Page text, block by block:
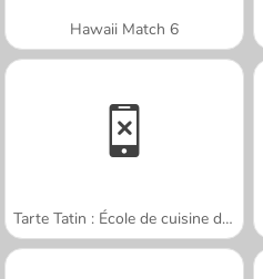
Hawaii Match 6
Tarte Tatin : École de cuisine de Sara